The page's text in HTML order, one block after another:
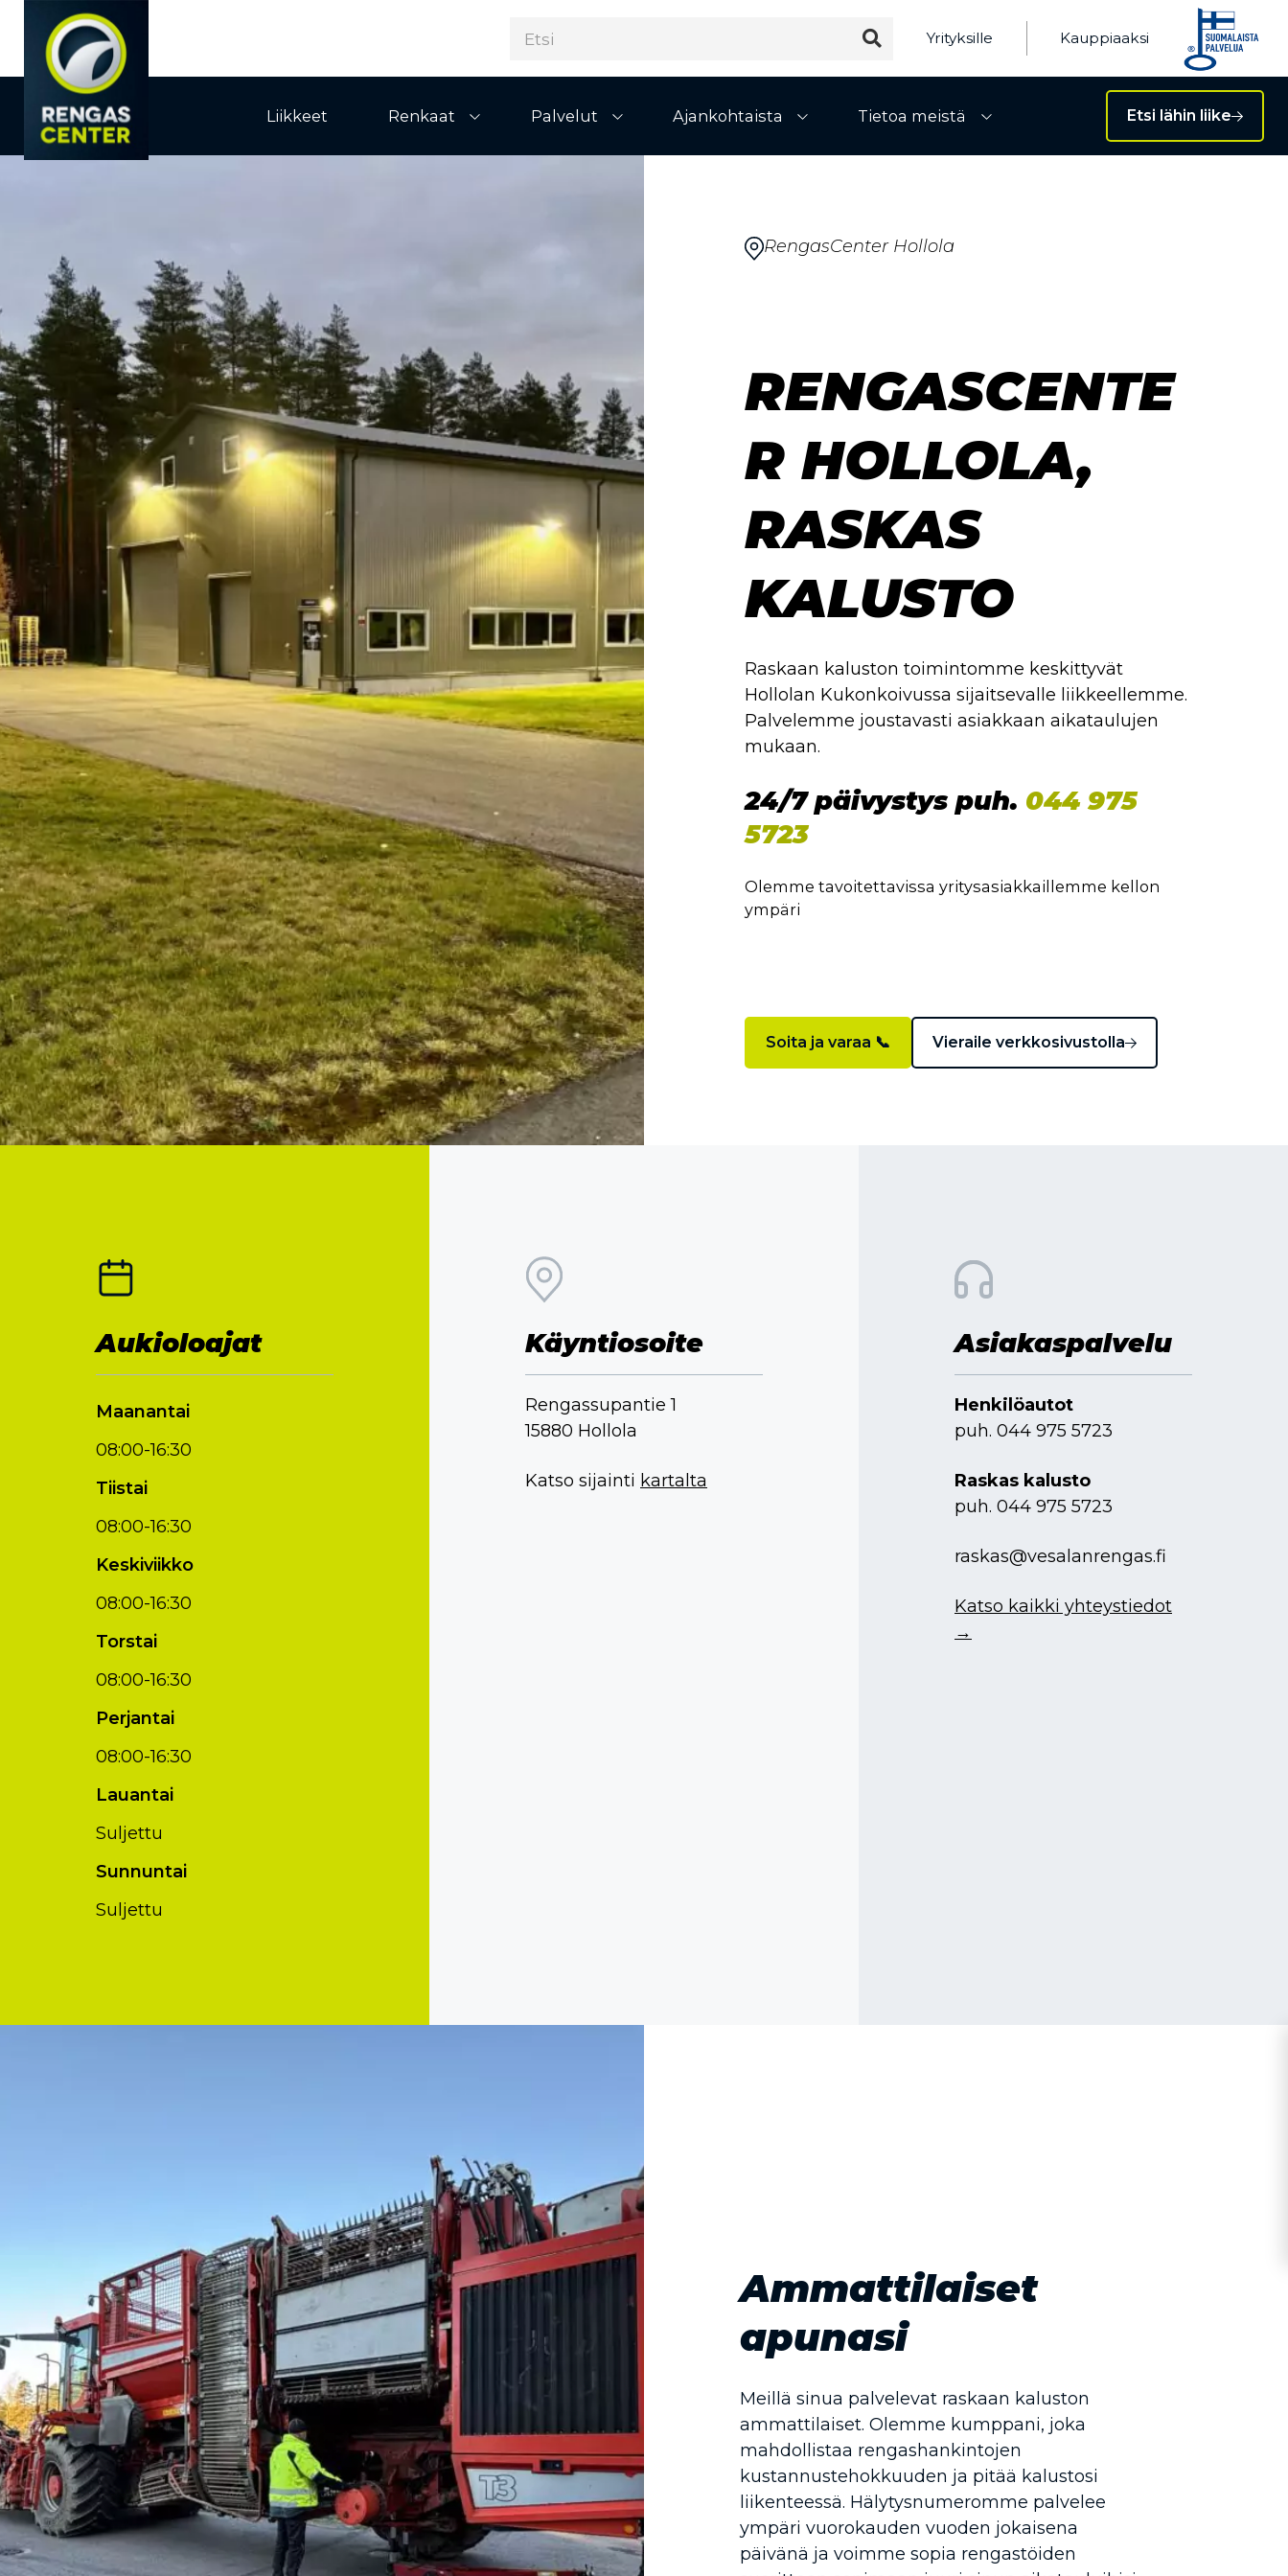
Yrityksille Kauppiaaksi
Liikkeet Renkaat
Avaa alivalikko
Palvelut
Avaa alivalikko
Ajankohtaista
Avaa alivalikko
Tietoa meistä Etsi lähin liike
RengasCenter Hollola
RENGASCENTE
R HOLLOLA,
RASKAS
KALUSTO
Raskaan kaluston toimintomme keskittyvät
Hollolan Kukonkoivussa sijaitsevalle liikkeellemme.
Palvelemme joustavasti asiakkaan aikataulujen
mukaan.
24/7 päivystys puh. 044 975
5723
Olemme tavoitettavissa yritysasiakkaillemme kellon
ympäri
Soita ja varaa 📞 Vieraile verkkosivustolla
Aukioloajat
Maanantai
08:00-16:30
Tiistai
08:00-16:30
Keskiviikko
08:00-16:30
Torstai
08:00-16:30
Perjantai
08:00-16:30
Lauantai
Suljettu
Sunnuntai
Suljettu
Käyntiosoite
Rengassupantie 1
15880 Hollola
Katso sijainti kartalta
Asiakaspalvelu
Henkilöautot
puh. 044 975 5723
Raskas kalusto
puh. 044 975 5723
raskas@vesalanrengas.fi
Katso kaikki yhteystiedot
→
Ammattilaiset
apunasi
Meillä sinua palvelevat raskaan kaluston
ammattilaiset. Olemme kumppani, joka
mahdollistaa rengashankintojen
kustannustehokkuuden ja pitää kalustosi
liikenteessä. Hälytysnumeromme palvelee
ympäri vuorokauden vuoden jokaisena
päivänä ja voimme sopia rengastöiden